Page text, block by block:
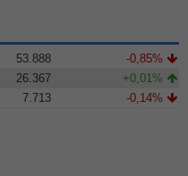
53.888
-0,85%
26.367
+0,01%
7.713 -0,14%